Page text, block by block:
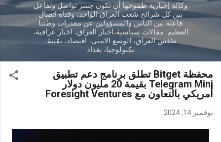
وكالة إخبارية طموحها أن تكون جسر تواصل وتفاعل
بين كل شرائح شعب العراق الواحد، وقناة اتصال
فاعلة بين الناس والمسؤولين عن مقدرات وطننا
العظيم. مقالات سياسية،اخبار العراق، اخبار عراقية،
طقس العراق، الوضع الامني، اقتصاد، تقنية،
تكنولوجيا، بغداد
محفظة Bitget تطلق برنامج دعم تطبيق
Telegram Mini بقيمة 20 مليون دولار
أمريكي بالتعاون مع Foresight Ventures
نوفمبر 14, 2024